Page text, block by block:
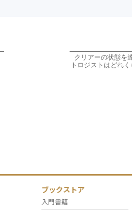
クリアーの状態を
トロジストはどれ
ブックストア
入門書籍